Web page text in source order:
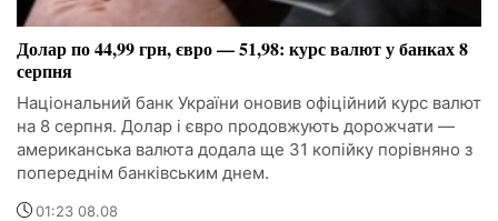
Долар по 44,99 грн, євро — 51,98: курс валют у банках 8
серпня
Національний банк України оновив офіційний курс валют
на 8 серпня. Долар і євро продовжують дорожчати —
американська валюта додала ще 31 копійку порівняно з
попереднім банківським днем.
01:23 08.08